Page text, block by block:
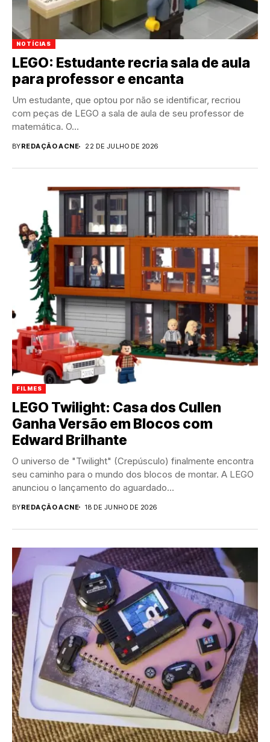
NOTÍCIAS
LEGO: Estudante recria sala de aula
para professor e encanta
Um estudante, que optou por não se identificar, recriou
com peças de LEGO a sala de aula de seu professor de
matemática. O...
BYREDAÇÃO ACNE 22 DE JULHO DE 2026
FILMES
LEGO Twilight: Casa dos Cullen
Ganha Versão em Blocos com
Edward Brilhante
O universo de "Twilight" (Crepúsculo) finalmente encontra
seu caminho para o mundo dos blocos de montar. A LEGO
anunciou o lançamento do aguardado...
BYREDAÇÃO ACNE 18 DE JUNHO DE 2026